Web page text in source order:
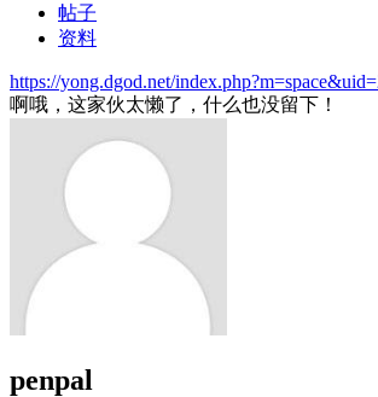
帖子
资料
https://yong.dgod.net/
啊哦，这家伙太懒了，什么也没留下！
penpal